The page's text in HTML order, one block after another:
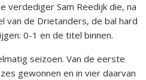
verdediger Sam Reedijk die, na
van de Drietanders, de bal hard
0-1 en de titel binnen.
seizoen. Van de eerste
gewonnen en in vier daarvan